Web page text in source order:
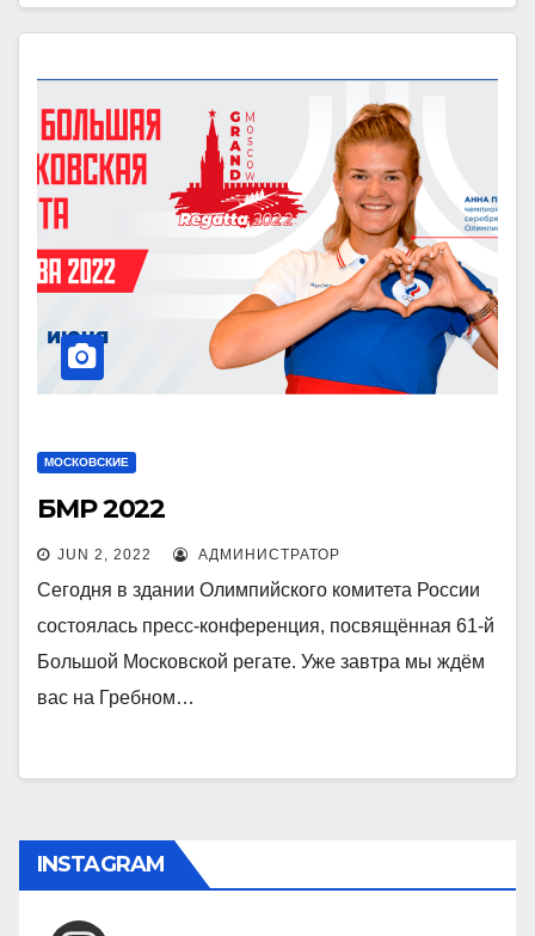
МОСКОВСКИЕ
БМР 2022
JUN 2, 2022 АДМИНИСТРАТОР
Сегодня в здании Олимпийского комитета России
состоялась пресс-конференция, посвящённая 61-й
Большой Московской регате. Уже завтра мы ждём
вас на Гребном…
INSTAGRAM